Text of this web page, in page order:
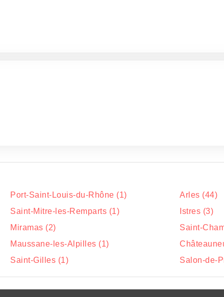
Port-Saint-Louis-du-Rhône (1) Arles (44)
Saint-Mitre-les-Remparts (1) Istres (3)
Miramas (2) Saint-
Maussane-les-Alpilles (1)
Saint-Gilles (1) Salon-de-